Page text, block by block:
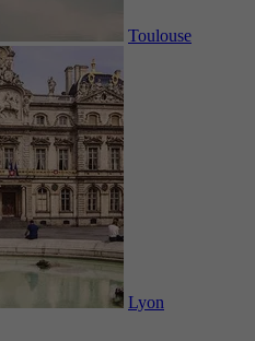
Toulouse
Lyon